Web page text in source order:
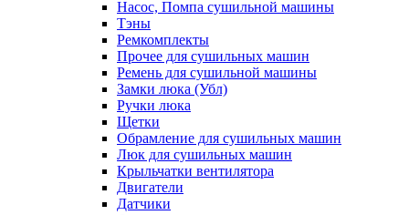
Насос, Помпа сушильной машины
Тэны
Ремкомплекты
Прочее для сушильных машин
Ремень для сушильной машины
Замки люка (Убл)
Ручки люка
Щетки
Обрамление для сушильных машин
Люк для сушильных машин
Крыльчатки вентилятора
Двигатели
Датчики